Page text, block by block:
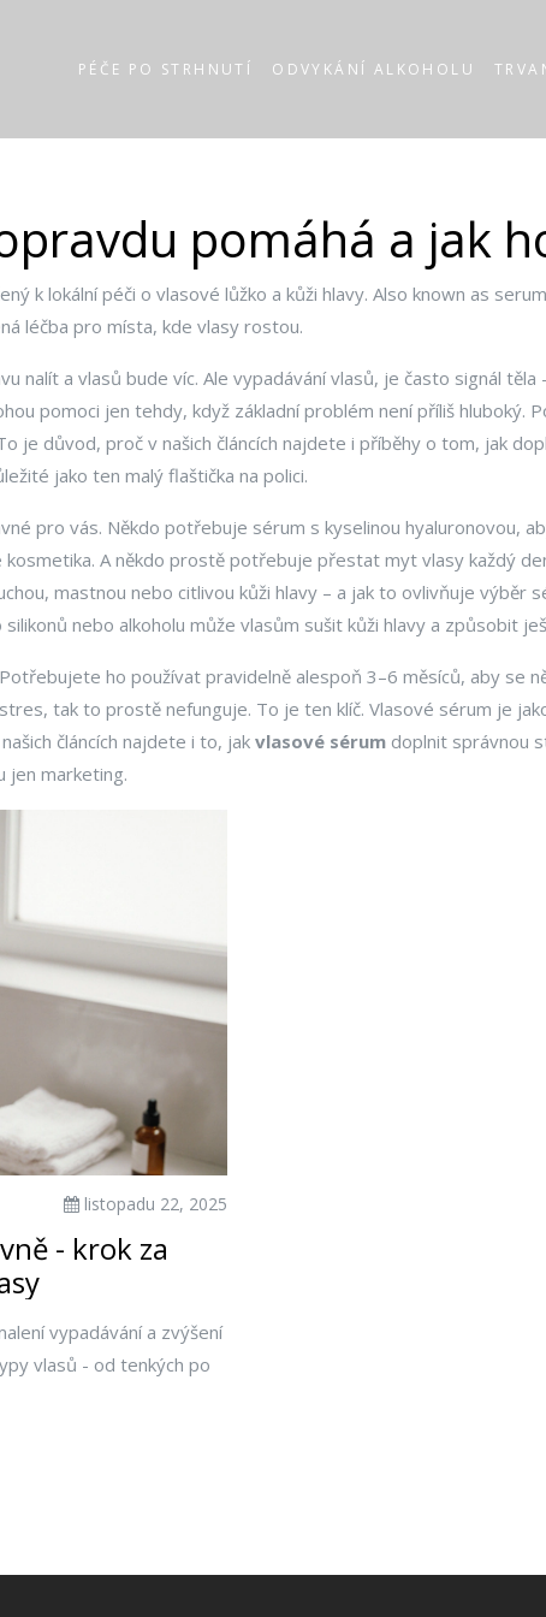
PÉČE PO STRHNUTÍ ODVYKÁNÍ ALKOHOLU
pomáhá a jak
k lokální péči o vlasové lůžko a kůži hlavy. Also known as
léčba pro místa, kde vlasy rostou.
nalít a vlasů bude víc. Ale vypadávání vlasů, je často signál těla
pomoci jen tehdy, když základní problém není příliš hluboký.
je důvod, proč v našich článcích najdete i příběhy o tom, jak
jako ten malý flaštička na polici.
pro vás. Někdo potřebuje sérum s kyselinou hyaluronovou,
A někdo prostě potřebuje přestat myt vlasy každý
mastnou nebo citlivou kůži hlavy – a jak to ovlivňuje výběr
nebo alkoholu může vlasům sušit kůži hlavy a způsobit
ho používat pravidelně alespoň 3–6 měsíců, aby se
tak to prostě nefunguje. To je ten klíč. Vlasové sérum je
článcích najdete i to, jakvlasové sérum doplnit správnou
jen marketing.
listopadu 22, 2025
- krok za
vypadávání a zvýšení
vlasů - od tenkých po